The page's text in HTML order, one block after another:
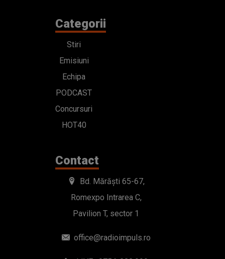
Categorii
Stiri
Emisiuni
Echipa
PODCAST
Concursuri
HOT40
Contact
Bd. Mărăști 65-67,
Romexpo Intrarea C,
Pavilion T, sector 1
office@radioimpuls.ro